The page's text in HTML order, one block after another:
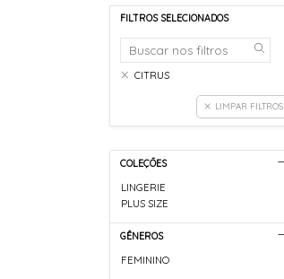
FILTROS SELECIONADOS
CITRUS
LIMPAR FILTROS
COLEÇÕES
LINGERIE
PLUS SIZE
GÊNEROS
FEMININO